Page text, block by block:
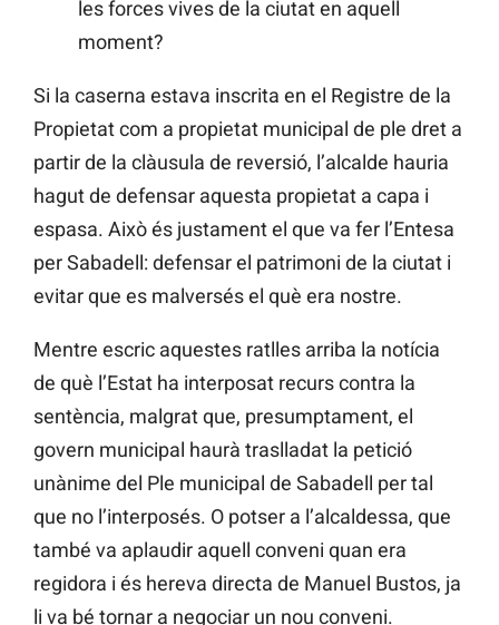
les forces vives de la ciutat en aquell
moment?
Si la caserna estava inscrita en el Registre de la
Propietat com a propietat municipal de ple dret a
partir de la clàusula de reversió, l’alcalde hauria
hagut de defensar aquesta propietat a capa i
espasa. Això és justament el que va fer l’Entesa
per Sabadell: defensar el patrimoni de la ciutat i
evitar que es malversés el què era nostre.
Mentre escric aquestes ratlles arriba la notícia
de què l’Estat ha interposat recurs contra la
sentència, malgrat que, presumptament, el
govern municipal haurà traslladat la petició
unànime del Ple municipal de Sabadell per tal
que no l’interposés. O potser a l’alcaldessa, que
també va aplaudir aquell conveni quan era
regidora i és hereva directa de Manuel Bustos, ja
li va bé tornar a negociar un nou conveni.